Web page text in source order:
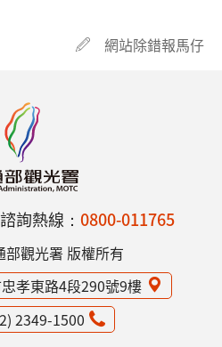
網站除錯報馬仔
詢熱線： 0800-011765
部觀光署 版權所有
孝東路4段290號9樓
2349-1500